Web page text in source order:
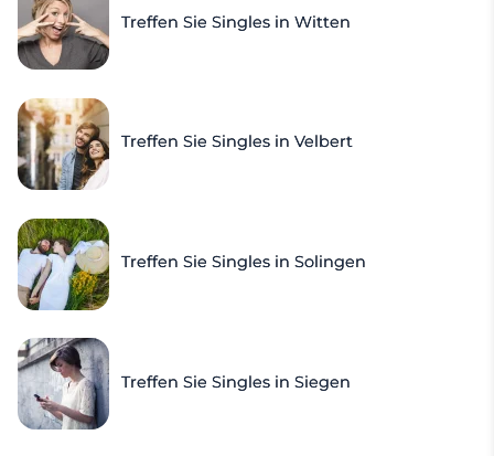
Treffen Sie Singles in Witten
Treffen Sie Singles in Velbert
Treffen Sie Singles in Solingen
Treffen Sie Singles in Siegen